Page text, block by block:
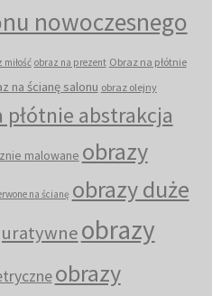
nowoczesnego
miłość obraz na prezent Obraz na płótnie
na ścianę salonu obraz olejny
płótnie abstrakcja
malowane obrazy
na ścianę obrazy duże
obrazy
obrazy